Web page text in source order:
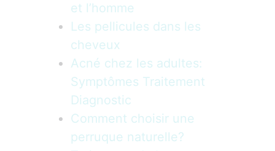
et l’homme
Les pellicules dans les
cheveux
Acné chez les adultes:
Symptômes Traitement
Diagnostic
Comment choisir une
perruque naturelle?